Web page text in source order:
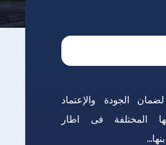
الجودة والإعتماد
المختلفة فى اطار